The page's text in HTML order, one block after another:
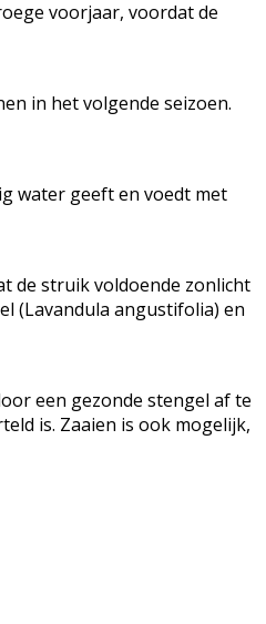
voorjaar, voordat de
in het volgende seizoen.
water geeft en voedt met
de struik voldoende zonlicht
(Lavandula angustifolia) en
een gezonde stengel af te
is. Zaaien is ook mogelijk,